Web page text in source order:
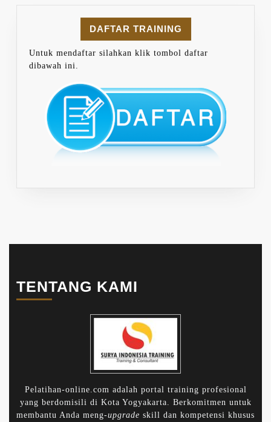
DAFTAR TRAINING
Untuk mendaftar silahkan klik tombol daftar
dibawah ini.
TENTANG KAMI
Pelatihan-online.com adalah portal training profesional
yang berdomisili di Kota Yogyakarta. Berkomitmen untuk
membantu Anda meng-upgrade skill dan kompetensi khusus